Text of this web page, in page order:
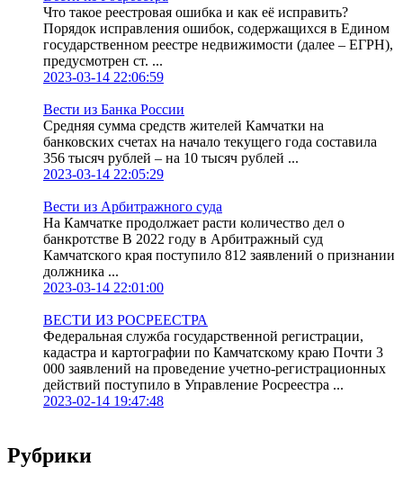
Что такое реестровая ошибка и как её исправить?
Порядок исправления ошибок, содержащихся в Едином
государственном реестре недвижимости (далее – ЕГРН),
предусмотрен ст. ...
2023-03-14 22:06:59
Вести из Банка России
Средняя сумма средств жителей Камчатки на
банковских счетах на начало текущего года составила
356 тысяч рублей – на 10 тысяч рублей ...
2023-03-14 22:05:29
Вести из Арбитражного суда
На Камчатке продолжает расти количество дел о
банкротстве В 2022 году в Арбитражный суд
Камчатского края поступило 812 заявлений о признании
должника ...
2023-03-14 22:01:00
ВЕСТИ ИЗ РОСРЕЕСТРА
Федеральная служба государственной регистрации,
кадастра и картографии по Камчатскому краю Почти 3
000 заявлений на проведение учетно-регистрационных
действий поступило в Управление Росреестра ...
2023-02-14 19:47:48
Рубрики